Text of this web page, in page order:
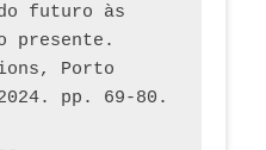
futuro às
presente.
Porto